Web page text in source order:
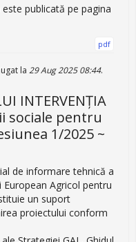
publicată pe pagina
pdf
la 29 Aug 2025 08:44.
INTERVENȚIA
sociale pentru
1/2025 ~
de informare tehnică a
Agricol pentru
un suport
proiectului conform